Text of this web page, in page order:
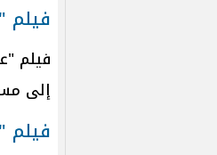
فيلم
فيلم
إلى
فيلم